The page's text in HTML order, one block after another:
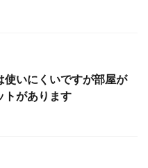
使いにくいですが部屋が
トがあります